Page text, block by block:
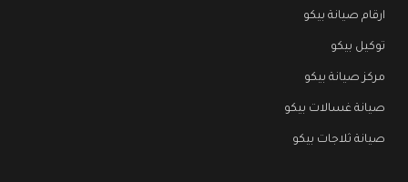
ارقام صيانة بيكو
توكيل بيكو
مركز صيانة بيكو
صيانة غسالات بيكو
صيانة ثلاجات بيكو